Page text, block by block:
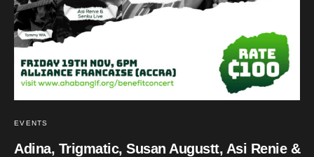
EVENTS
Adina, Trigmatic, Susan Augustt, Asi Renie &